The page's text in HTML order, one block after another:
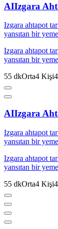
AIIzgara
Izgara ahtapot
yansıtan bir
Izgara ahtapot
yansıtan bir
55 dkOrta4 Kişi4
AIIzgara
Izgara ahtapot
yansıtan bir
Izgara ahtapot
yansıtan bir
55 dkOrta4 Kişi4